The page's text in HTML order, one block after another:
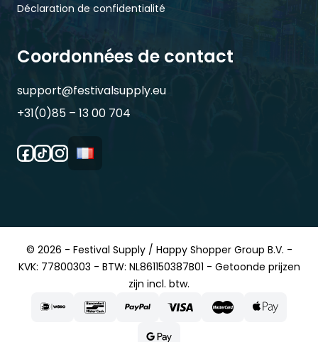
Déclaration de confidentialité
Coordonnées de contact
support@festivalsupply.eu
+31(0)85 – 13 00 704
© 2026 - Festival Supply / Happy Shopper Group B.V. -
KVK: 77800303 - BTW: NL861150387B01 - Getoonde prijzen
zijn incl. btw.